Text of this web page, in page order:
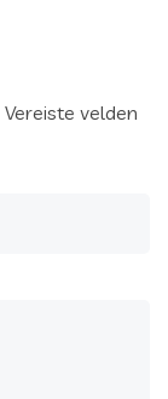
Vereiste velden